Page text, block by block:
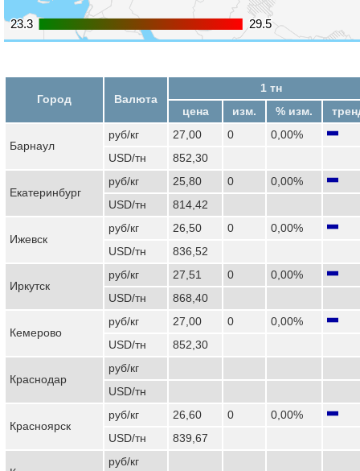
23.3
23.3 29.5
29.5
Город Валюта
1 тн
цена
изм. % изм.
Барнаул
руб/кг 27,00 0
0,00%
USD/тн
852,30
Екатеринбург
руб/кг 25,80 0
0,00%
USD/тн
814,42
Ижевск
руб/кг 26,50 0
0,00%
USD/тн
836,52
Иркутск
руб/кг 27,51 0
0,00%
USD/тн
868,40
Кемерово
руб/кг 27,00 0
0,00%
USD/тн
852,30
Краснодар
руб/кг
USD/тн
Красноярск
руб/кг 26,60 0
0,00%
USD/тн
839,67
руб/кг